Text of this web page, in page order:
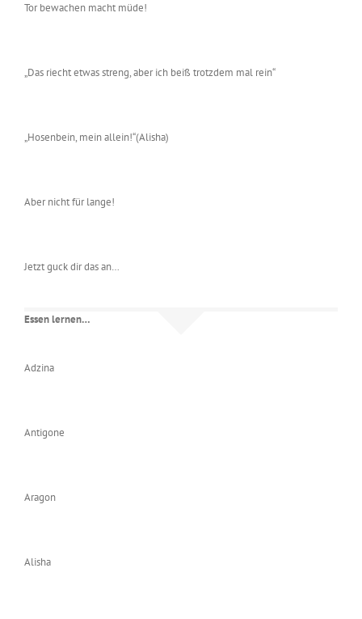
Tor bewachen macht müde!
„Das riecht etwas streng, aber ich beiß trotzdem mal rein“
„Hosenbein, mein allein!“(Alisha)
Aber nicht für lange!
Jetzt guck dir das an…
Essen lernen…
Adzina
Antigone
Aragon
Alisha